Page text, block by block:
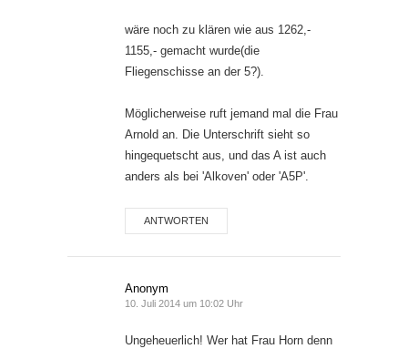
wäre noch zu klären wie aus 1262,-
1155,- gemacht wurde(die
Fliegenschisse an der 5?).
Möglicherweise ruft jemand mal die Frau
Arnold an. Die Unterschrift sieht so
hingequetscht aus, und das A ist auch
anders als bei 'Alkoven' oder 'A5P'.
ANTWORTEN
Anonym
10. Juli 2014 um 10:02 Uhr
Ungeheuerlich! Wer hat Frau Horn denn